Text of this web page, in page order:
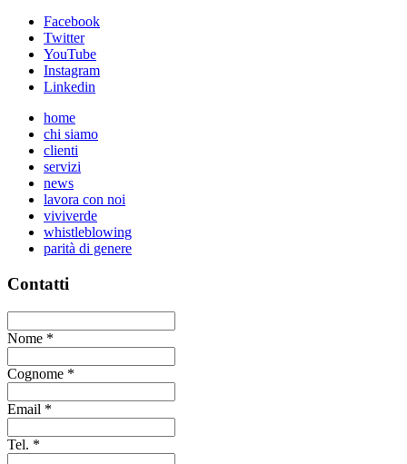
Facebook
Twitter
YouTube
Instagram
Linkedin
home
chi siamo
clienti
servizi
news
lavora con noi
viviverde
whistleblowing
parità di genere
Contatti
Nome *
Cognome *
Email *
Tel. *